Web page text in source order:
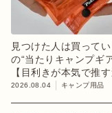
見つけた人は買って
の“当たりキャンプギ
【目利きが本気で推す
2026.08.04 キャンプ用品